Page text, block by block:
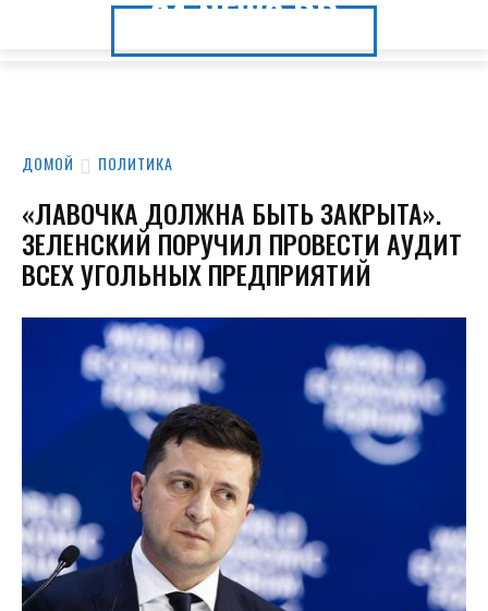
24.NEWS.DP
24.NEWS.DP
ДОМОЙ ПОЛИТИКА
«ЛАВОЧКА ДОЛЖНА БЫТЬ ЗАКРЫТА».
ЗЕЛЕНСКИЙ ПОРУЧИЛ ПРОВЕСТИ АУДИТ
ВСЕХ УГОЛЬНЫХ ПРЕДПРИЯТИЙ